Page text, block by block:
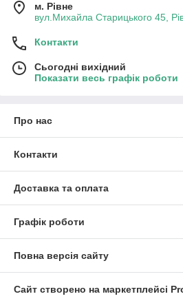
м. Рівне
вул.Михайла Старицького 45,
Контакти
Сьогодні вихідний
Показати весь графік роботи
Про нас
Контакти
Доставка та оплата
Графік роботи
Повна версія сайту
Сайт створено на маркетплейсі